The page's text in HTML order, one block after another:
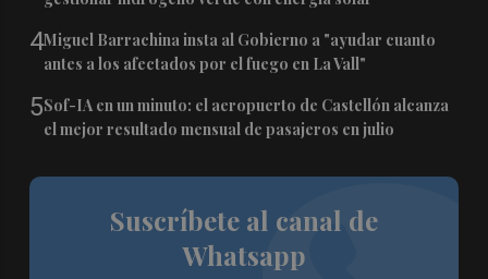
4Miguel Barrachina insta al Gobierno a "ayudar cuanto
antes a los afectados por el fuego en La Vall"
5Sof-IA en un minuto: el aeropuerto de Castellón alcanza
el mejor resultado mensual de pasajeros en julio
Suscríbete al canal de
Whatsapp